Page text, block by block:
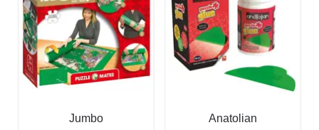
Jumbo Anatolian